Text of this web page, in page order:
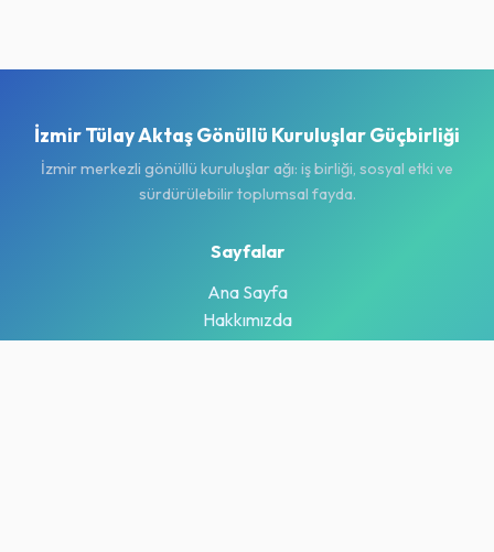
İzmir Tülay Aktaş Gönüllü Kuruluşlar Güçbirliği
İzmir merkezli gönüllü kuruluşlar ağı: iş birliği, sosyal etki ve
sürdürülebilir toplumsal fayda.
Sayfalar
Ana Sayfa
Hakkımızda
Projeler